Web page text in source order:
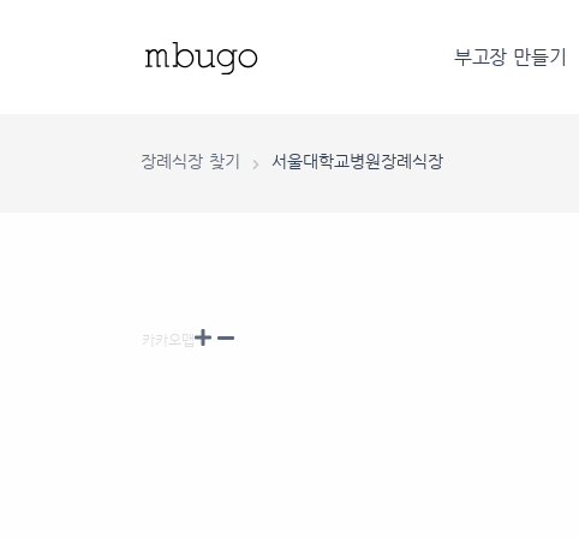
부고장 만들기
장례식장 찾기 서울대학교병원장례식장
카카오맵